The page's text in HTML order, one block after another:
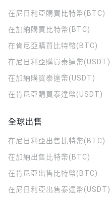
在尼日利亞購買比特幣(BTC)
在加納購買比特幣(BTC)
在肯尼亞購買比特幣(BTC)
在尼日利亞購買泰達幣(USDT)
在加納購買泰達幣(USDT)
在肯尼亞購買泰達幣(USDT)
全球出售
在尼日利亞出售比特幣(BTC)
在加納出售比特幣(BTC)
在肯尼亞出售比特幣(BTC)
在尼日利亞出售泰達幣(USDT)